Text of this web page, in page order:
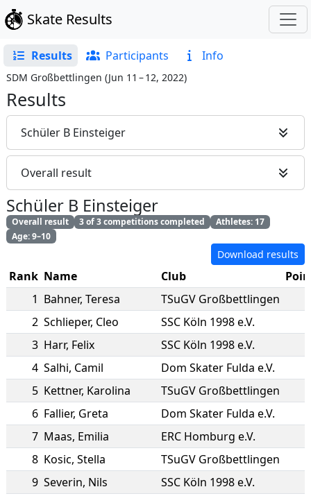
Skate Results
Results Participants Info
SDM Großbettlingen (Jun 11 – 12, 2022)
Results
Schüler B Einsteiger
Overall result
Schüler B Einsteiger
Overall result 3 of 3 competitions completed
Athletes: 17
Age: 9–10
Download results
Rank Name Club
1 Bahner, Teresa
TSuGV Großbettlingen
2 Schlieper, Cleo SSC Köln 1998 e.V.
3 Harr, Felix SSC Köln 1998 e.V.
4 Salhi, Camil Dom Skater Fulda e.V.
5 Kettner, Karolina TSuGV Großbettlingen
6 Fallier, Greta Dom Skater Fulda e.V.
7 Maas, Emilia ERC Homburg e.V.
8 Kosic, Stella TSuGV Großbettlingen
9 Severin, Nils SSC Köln 1998 e.V.